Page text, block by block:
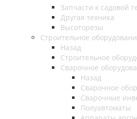
Запчасти к садовой
Другая техника
Высоторезы
Строительное
Назад
Строительное
Сварочное
Назад
Сварочное
Сварочные
Полуавтоматы